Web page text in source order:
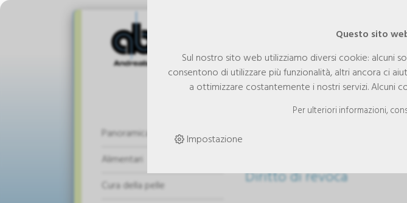
Panoramica del shop
Alimentari
Cura della pelle
Diritto di revoca
Questo sito
Sul nostro sito web utilizziamo diversi cookie: alcuni
consentono di utilizzare più funzionalità, altri ancora ci
a ottimizzare costantemente i nostri servizi. Alcuni
Per ulteriori informazioni,
Impostazione